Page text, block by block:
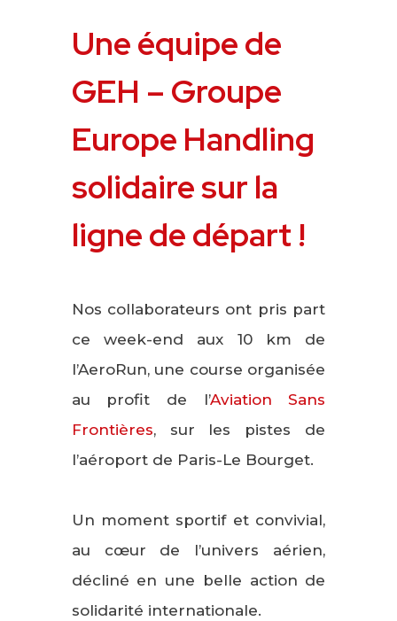
Une équipe de
GEH – Groupe
Europe Handling
solidaire sur la
ligne de départ !
Nos collaborateurs ont pris part
ce week-end aux 10 km de
l’AeroRun, une course organisée
au profit de l’Aviation Sans
Frontières, sur les pistes de
l’aéroport de Paris-Le Bourget.
Un moment sportif et convivial,
au cœur de l’univers aérien,
décliné en une belle action de
solidarité internationale.